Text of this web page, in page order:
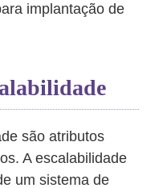
implantação de
são atributos
A escalabilidade
um sistema de